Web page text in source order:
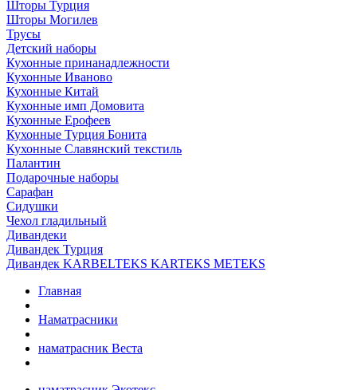
Шторы Турция
Шторы Могилев
Трусы
Детский наборы
Кухонные принанадлежности
Кухонные Иваново
Кухонные Китай
Кухонные имп Домовита
Кухонные Ерофеев
Кухонные Турция Бонита
Кухонные Славянский текстиль
Палантин
Подарочные наборы
Сарафан
Сидушки
Чехол гладильный
Дивандеки
Дивандек Турция
Дивандек KARBELTEKS KARTEKS METEKS
Главная
Наматрасники
наматрасник Веста